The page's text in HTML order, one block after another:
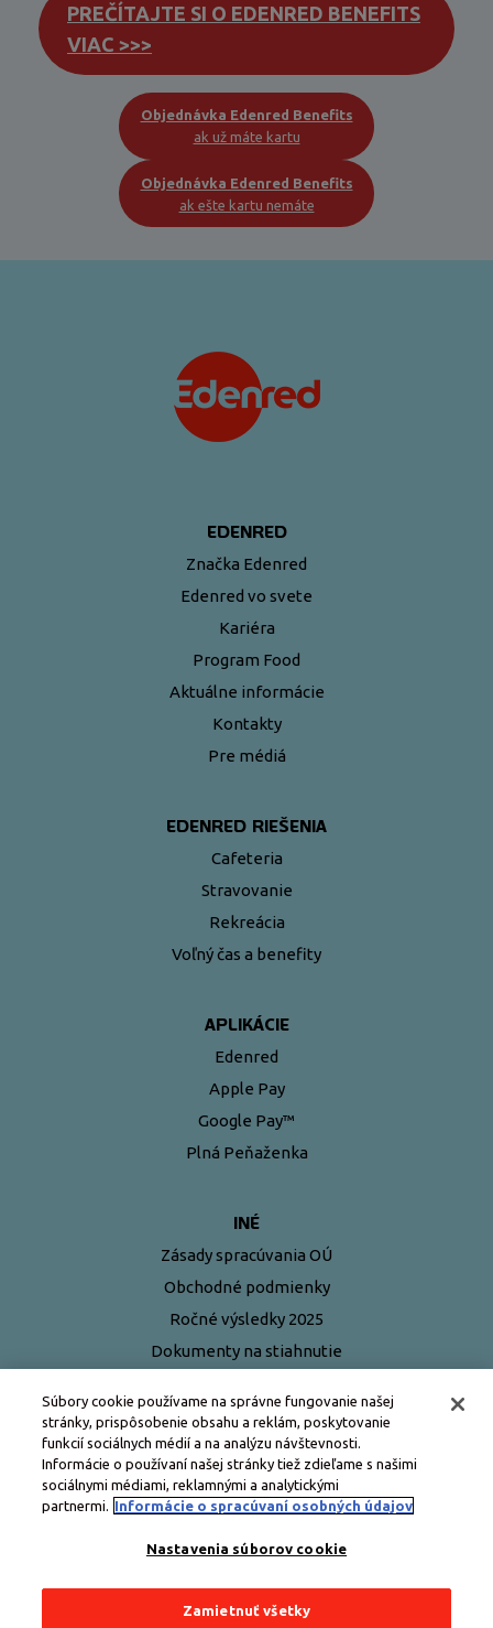
PREČÍTAJTE SI O EDENRED BENEFITS
VIAC >>>
Objednávka Edenred Benefits
ak už máte kartu
Objednávka Edenred Benefits
ak ešte kartu nemáte
EDENRED
Značka Edenred
Edenred vo svete
Kariéra
Program Food
Aktuálne informácie
Kontakty
Pre médiá
EDENRED RIEŠENIA
Cafeteria
Stravovanie
Rekreácia
Voľný čas a benefity
APLIKÁCIE
Edenred
Apple Pay
Google Pay™
Plná Peňaženka
INÉ
Zásady spracúvania OÚ
Obchodné podmienky
Ročné výsledky 2025
Dokumenty na stiahnutie
Súbory cookie používame na správne fungovanie našej
stránky, prispôsobenie obsahu a reklám, poskytovanie
funkcií sociálnych médií a na analýzu návštevnosti.
Informácie o používaní našej stránky tiež zdieľame s našimi
sociálnymi médiami, reklamnými a analytickými
partnermi. Informácie o spracúvaní osobných údajov
Nastavenia súborov cookie
Zamietnuť všetky